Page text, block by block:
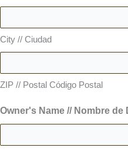
City // Ciudad
ZIP // Postal Código Postal
Owner's Name // Nombre de